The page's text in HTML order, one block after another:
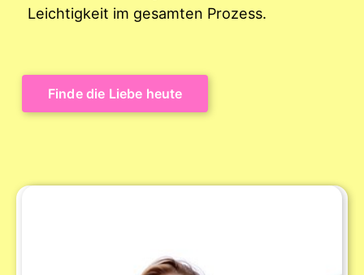
Leichtigkeit im gesamten Prozess.
Finde die Liebe heute